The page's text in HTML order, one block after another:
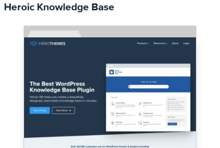
Heroic Knowledge Base